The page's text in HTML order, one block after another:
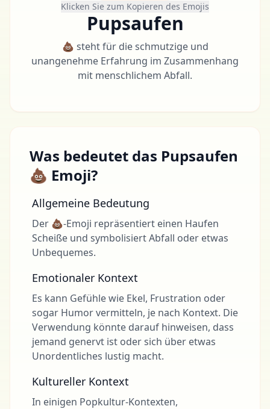
Klicken Sie zum Kopieren des Emojis
Pupsaufen
💩 steht für die schmutzige und
unangenehme Erfahrung im Zusammenhang
mit menschlichem Abfall.
Was bedeutet das Pupsaufen
💩 Emoji?
Allgemeine Bedeutung
Der 💩-Emoji repräsentiert einen Haufen
Scheiße und symbolisiert Abfall oder etwas
Unbequemes.
Emotionaler Kontext
Es kann Gefühle wie Ekel, Frustration oder
sogar Humor vermitteln, je nach Kontext. Die
Verwendung könnte darauf hinweisen, dass
jemand genervt ist oder sich über etwas
Unordentliches lustig macht.
Kultureller Kontext
In einigen Popkultur-Kontexten,